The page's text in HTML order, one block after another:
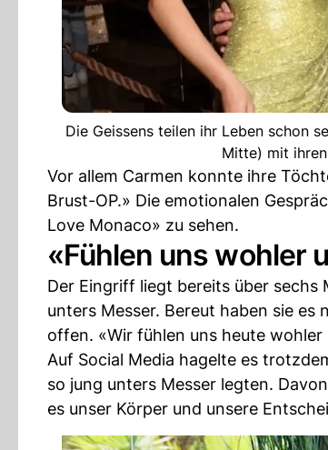
Die Geissens teilen ihr Leben schon
Mitte) mit
Vor allem Carmen konnte ihre
Brust-OP.» Die emotionalen
Love Monaco» zu sehen.
«Fühlen uns wohler
Der Eingriff liegt bereits über
unters Messer. Bereut haben sie es
offen. «Wir fühlen uns heute
Auf Social Media hagelte es
so jung unters Messer legten.
es unser Körper und unsere